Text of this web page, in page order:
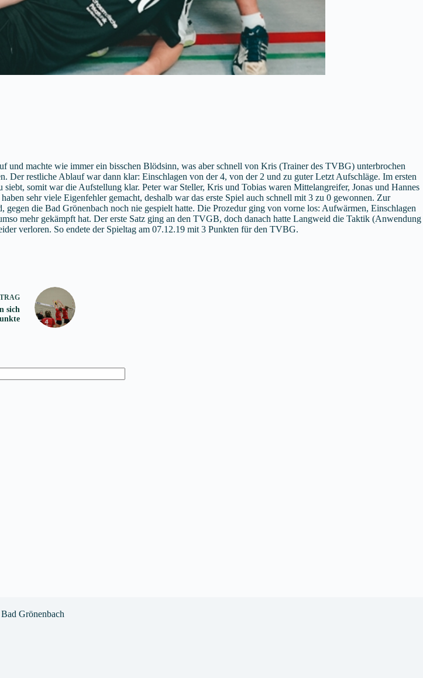
machte wie immer ein bisschen Blödsinn, was aber schnell von Kris (Trainer des TVBG) unterbrochen
Der restliche Ablauf war dann klar: Einschlagen von der 4, von der 2 und zu guter Letzt Aufschläge. Im ersten
somit war die Aufstellung klar. Peter war Steller, Kris und Tobias waren Mittelangreifer, Jonas und Hannes
sehr viele Eigenfehler gemacht, deshalb war das erste Spiel auch schnell mit 3 zu 0 gewonnen. Zur
die Bad Grönenbach noch nie gespielt hatte. Die Prozedur ging von vorne los: Aufwärmen, Einschlagen
mehr gekämpft hat. Der erste Satz ging an den TVGB, doch danach hatte Langweid die Taktik (Anwendung
verloren. So endete der Spieltag am 07.12.19 mit 3 Punkten für den TVBG.
sich
Grönenbach